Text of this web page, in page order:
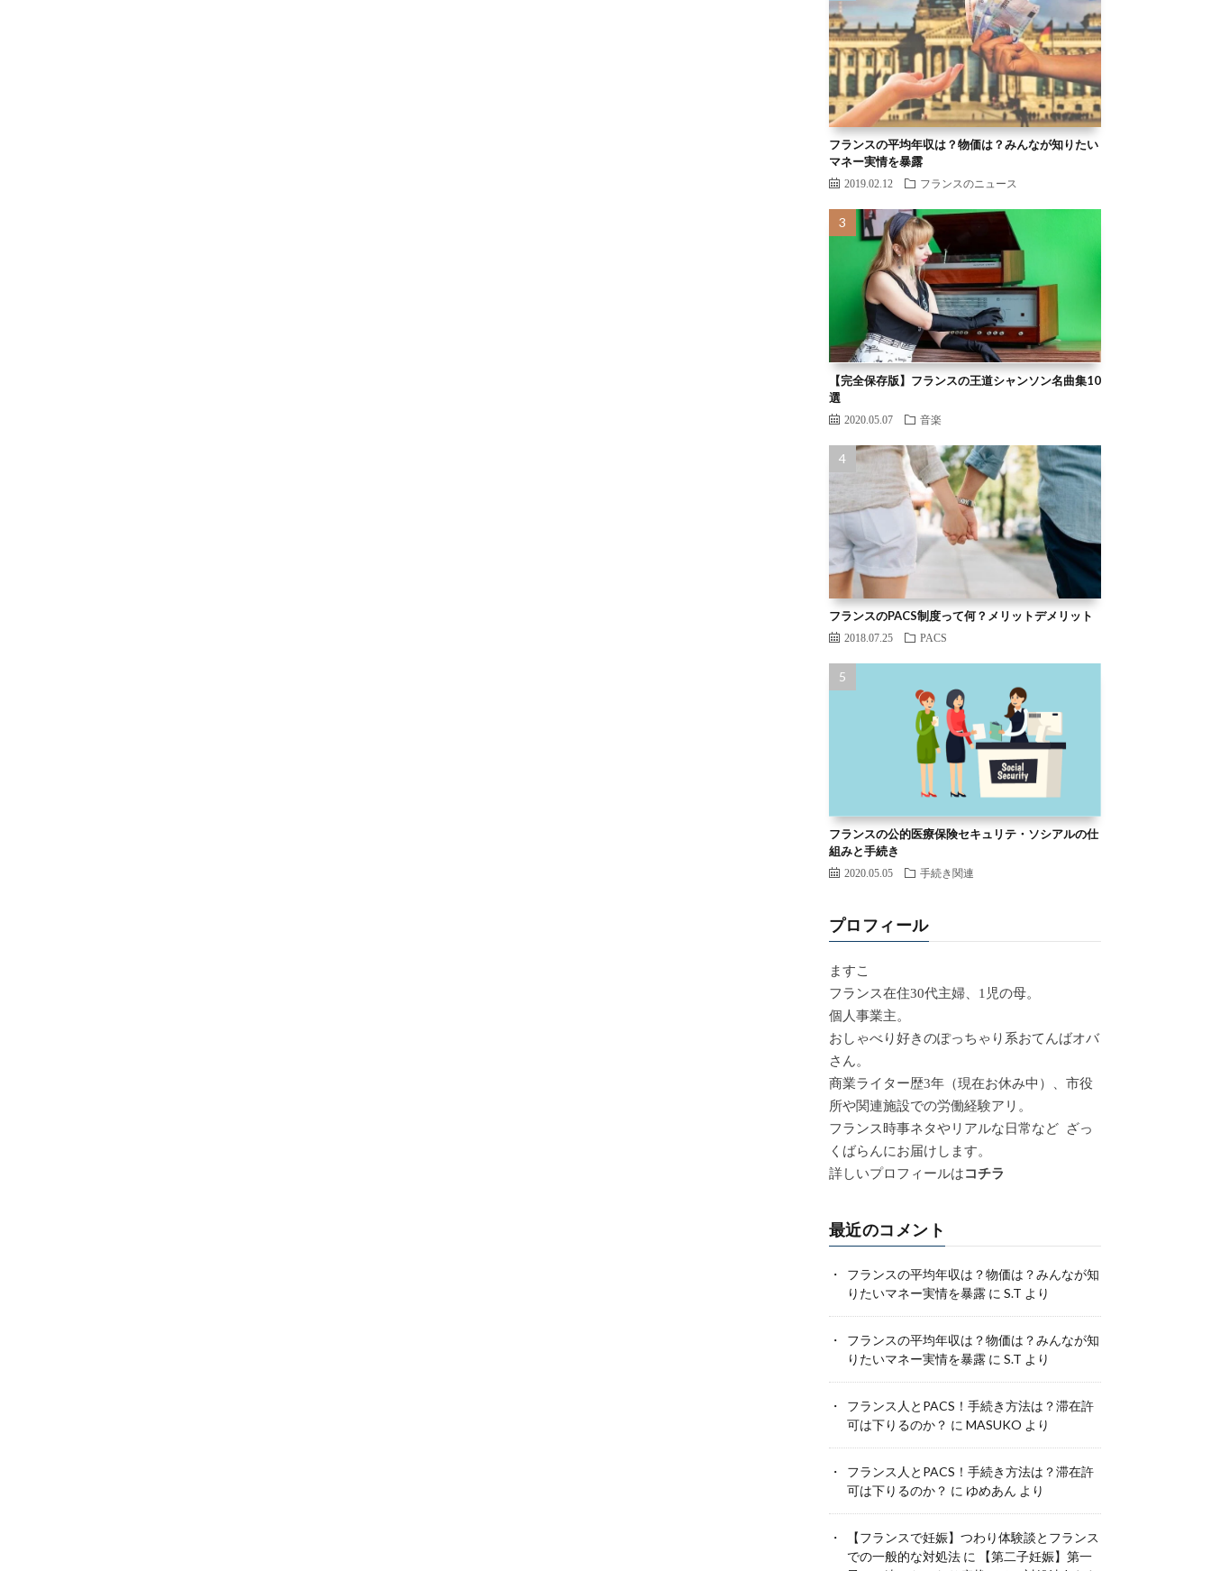
フランスの平均年収は？物価は？みんなが知りたい
マネー実情を暴露
2019.02.12 フランスのニュース
【完全保存版】フランスの王道シャンソン名曲集10
選
2020.05.07 音楽
フランスのPACS制度って何？メリットデメリット
2018.07.25 PACS
フランスの公的医療保険セキュリテ・ソシアルの仕
組みと手続き
2020.05.05 手続き関連
プロフィール
ますこ
フランス在住30代主婦、1児の母。
個人事業主。
おしゃべり好きのぽっちゃり系おてんばオバ
さん。
商業ライター歴3年（現在お休み中）、市役
所や関連施設での労働経験アリ。
フランス時事ネタやリアルな日常など ざっ
くばらんにお届けします。
詳しいプロフィールはコチラ
最近のコメント
フランスの平均年収は？物価は？みんなが知
りたいマネー実情を暴露に S.T より
フランスの平均年収は？物価は？みんなが知
りたいマネー実情を暴露に S.T より
フランス人とPACS！手続き方法は？滞在許
可は下りるのか？ に MASUKO より
フランス人とPACS！手続き方法は？滞在許
可は下りるのか？ に ゆめあん より
【フランスで妊娠】つわり体験談とフランス
での一般的な対処法に
【第二子妊娠】第一